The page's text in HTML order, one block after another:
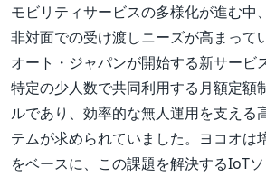
モビリティサービスの多様化が進む中
非対面での受け渡しニーズが高まって
オート・ジャパンが開始する新サービ
特定の少人数で共同利用する月額定額
ルであり、効率的な無人運用を支える
テムが求められていました。ヨコオは
をベースに、この課題を解決するIoT